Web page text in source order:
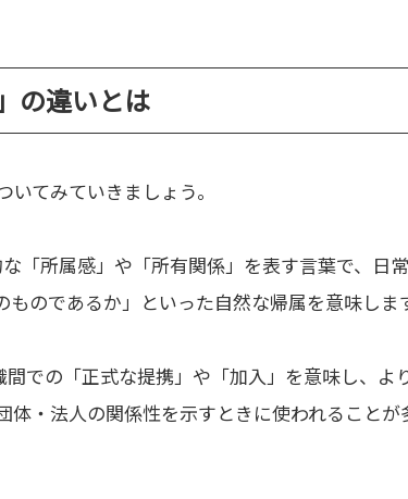
の違いとは
いてみていきましょう。
「所属感」や「所有関係」を表す言葉で、日
のであるか」といった自然な帰属を意味しま
間での「正式な提携」や「加入」を意味し、よ
・法人の関係性を示すときに使われることが